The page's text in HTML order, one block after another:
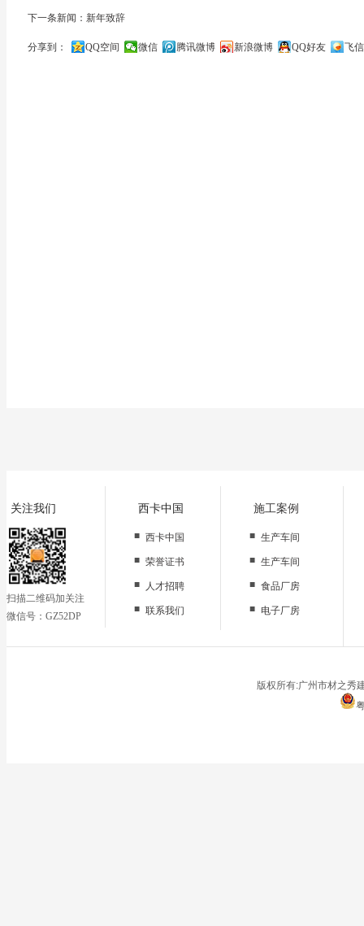
光照也是影响地坪漆涂装效果的重要因素之一,地坪漆涂料在贮存和运输过程
质.所以,当风力级别)4级的大风天气,应停止地坪漆涂料的施工.
下一条新闻：新年致辞
分享到： QQ空间 微信 腾讯微博 新浪微博 QQ好友
飞信
关注我们
扫描二维码加关注
微信号：GZ52DP
西卡中国
■ 西卡中国
■ 荣誉证书
■
人才招聘
■ 联系我们
施工案例
■ 生产车间
■ 生产车间
■ 食品厂房
■ 电子厂房
停车场
版权所有:广州市材之